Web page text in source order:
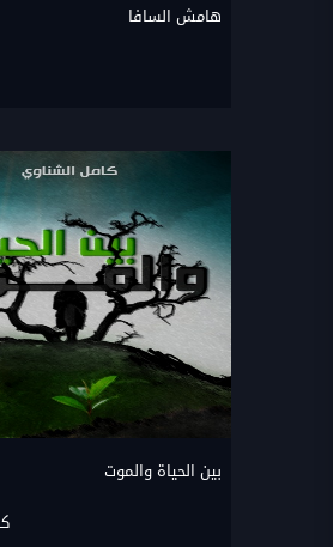
هامش السافا
بين الحياة والموت